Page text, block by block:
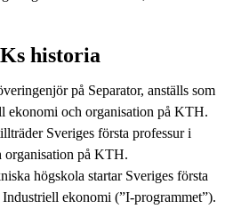
historia
på Separator, anställs som
ekonomi och organisation på KTH.
Sveriges första professur i
organisation på KTH.
högskola startar Sveriges första
ekonomi (”I-programmet”).